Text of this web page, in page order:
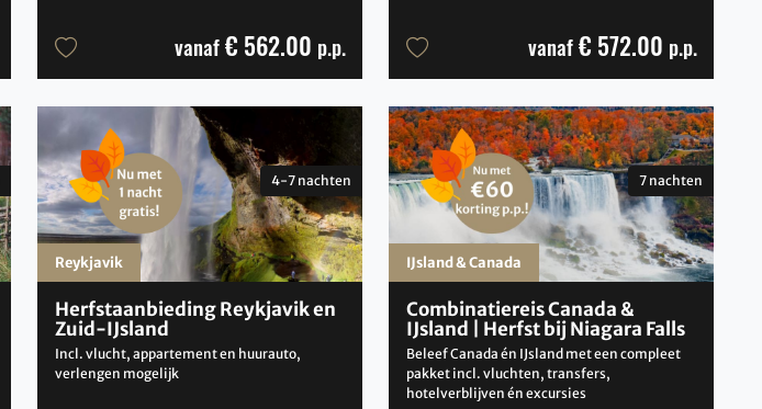
vanaf€ 562.00 p.p. vanaf€ 572.00 p.p.
Herfstaanbieding Reykjavik en
Zuid-IJsland
Incl. vlucht, appartement en huurauto,
verlengen mogelijk
4-7 nachten
Reykjavik
Combinatiereis Canada &
IJsland | Herfst bij Niagara Falls
Beleef Canada én IJsland met een compleet
pakket incl. vluchten, transfers,
hotelverblijven én excursies
7 nachten
IJsland & Canada